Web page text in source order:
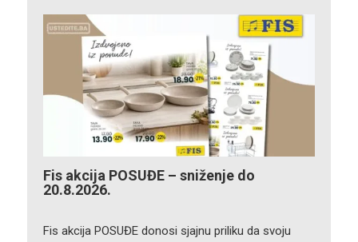
Fis akcija POSUĐE – sniženje do
20.8.2026.
Fis akcija POSUĐE donosi sjajnu priliku da svoju